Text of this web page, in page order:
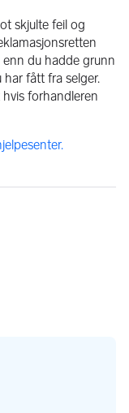
for en
- 16.30
var
at dette
skjulte feil og
du hadde grunn
fått fra selger.
forhandleren